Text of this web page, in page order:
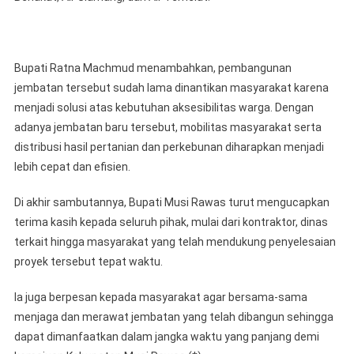
‎Bupati Ratna Machmud menambahkan, pembangunan
jembatan tersebut sudah lama dinantikan masyarakat karena
menjadi solusi atas kebutuhan aksesibilitas warga. Dengan
adanya jembatan baru tersebut, mobilitas masyarakat serta
distribusi hasil pertanian dan perkebunan diharapkan menjadi
lebih cepat dan efisien.
Di akhir sambutannya, Bupati Musi Rawas turut mengucapkan
terima kasih kepada seluruh pihak, mulai dari kontraktor, dinas
terkait hingga masyarakat yang telah mendukung penyelesaian
proyek tersebut tepat waktu.
Ia juga berpesan kepada masyarakat agar bersama-sama
menjaga dan merawat jembatan yang telah dibangun sehingga
dapat dimanfaatkan dalam jangka waktu yang panjang demi